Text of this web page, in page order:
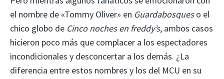
el nombre de «Tommy Oliver» en Guardabosqueso el
chico globo de Cinco noches en freddy’s, ambos casos
hicieron poco más que complacer a los espectadores
incondicionales y desconcertar a los demás. ¿La
diferencia entre estos nombres y los del MCU en su